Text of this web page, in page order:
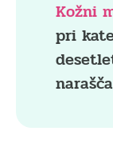
Kožni
pri